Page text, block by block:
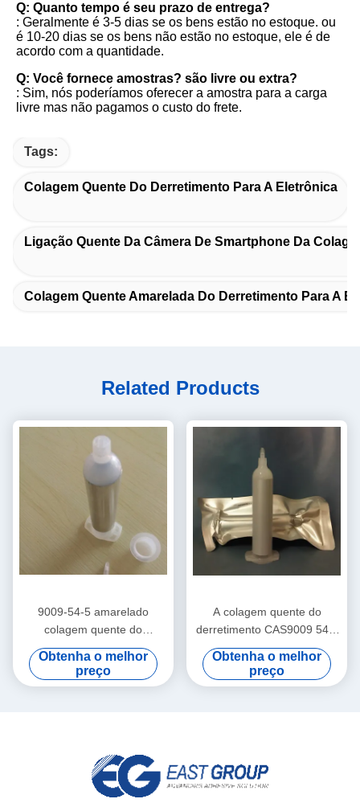
Q: Quanto tempo é seu prazo de entrega?
: Geralmente é 3-5 dias se os bens estão no estoque. ou
é 10-20 dias se os bens não estão no estoque, ele é de
acordo com a quantidade.
Q: Você fornece amostras? são livre ou extra?
: Sim, nós poderíamos oferecer a amostra para a carga
livre mas não pagamos o custo do frete.
Tags:
Colagem Quente Do Derretimento Para A Eletrônica
Ligação Quente Da Câmera De Smartphone Da
Colagem Quente Amarelada Do Derretimento Para A
Related Products
9009-54-5 amarelado
colagem quente do
derretimento para a ligação
da câmera de Smartphone
da eletrônica
Obtenha o melhor
preço
A colagem quente do
derretimento CAS9009 54 5
para a eletrônica PUR
baseou o tubo quente do
esparadrapo 30ml do
Obtenha o melhor
preço